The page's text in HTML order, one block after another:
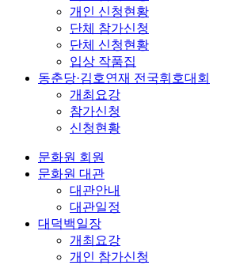
개인 신청현황
단체 참가신청
단체 신청현황
입상 작품집
동춘당·김호연재 전국휘호대회
개최요강
참가신청
신청현황
문화원 회원
문화원 대관
대관안내
대관일정
대덕백일장
개최요강
개인 참가신청